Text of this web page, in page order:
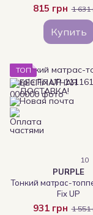
815 грн 1 631
Купить
ТОП
10
PURPLE
Тонкий матрас-
Fix UP
931 грн 1 551